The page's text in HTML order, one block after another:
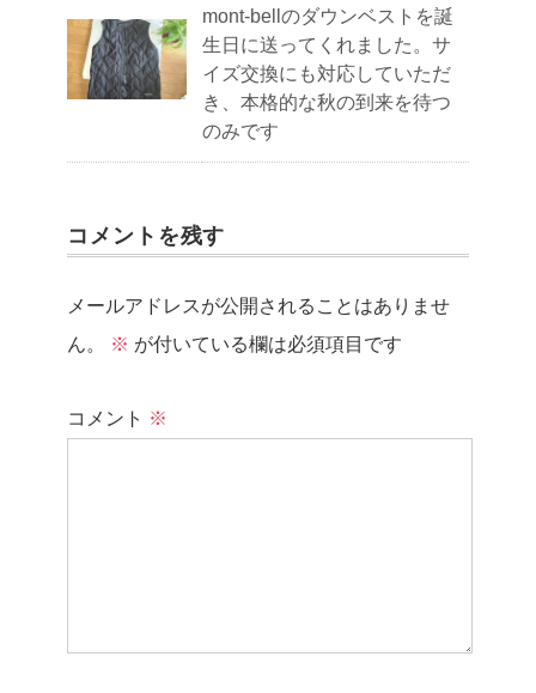
mont-bellのダウンベストを誕
生日に送ってくれました。サ
イズ交換にも対応していただ
き、本格的な秋の到来を待つ
のみです
コメントを残す
メールアドレスが公開されることはありませ
ん。
※ が付いている欄は必須項目です
コメント ※